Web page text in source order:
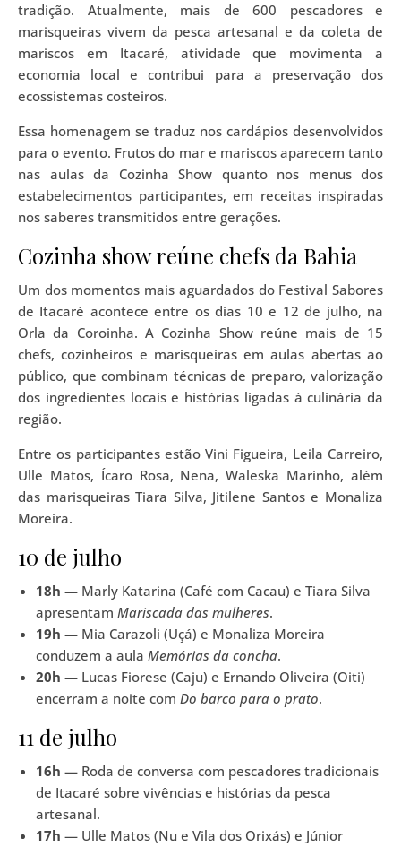
tradição. Atualmente, mais de 600 pescadores e
marisqueiras vivem da pesca artesanal e da coleta de
mariscos em Itacaré, atividade que movimenta a
economia local e contribui para a preservação dos
ecossistemas costeiros.
Essa homenagem se traduz nos cardápios desenvolvidos
para o evento. Frutos do mar e mariscos aparecem tanto
nas aulas da Cozinha Show quanto nos menus dos
estabelecimentos participantes, em receitas inspiradas
nos saberes transmitidos entre gerações.
Cozinha show reúne chefs da Bahia
Um dos momentos mais aguardados do Festival Sabores
de Itacaré acontece entre os dias 10 e 12 de julho, na
Orla da Coroinha. A Cozinha Show reúne mais de 15
chefs, cozinheiros e marisqueiras em aulas abertas ao
público, que combinam técnicas de preparo, valorização
dos ingredientes locais e histórias ligadas à culinária da
região.
Entre os participantes estão Vini Figueira, Leila Carreiro,
Ulle Matos, Ícaro Rosa, Nena, Waleska Marinho, além
das marisqueiras Tiara Silva, Jitilene Santos e Monaliza
Moreira.
10 de julho
18h — Marly Katarina (Café com Cacau) e Tiara Silva
apresentam Mariscada das mulheres.
19h — Mia Carazoli (Uçá) e Monaliza Moreira
conduzem a aula Memórias da concha.
20h — Lucas Fiorese (Caju) e Ernando Oliveira (Oiti)
encerram a noite com Do barco para o prato.
11 de julho
16h — Roda de conversa com pescadores tradicionais
de Itacaré sobre vivências e histórias da pesca
artesanal.
17h — Ulle Matos (Nu e Vila dos Orixás) e Júnior